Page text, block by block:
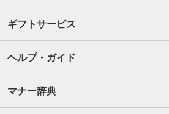
ギフトサービス
ヘルプ・ガイド
マナー辞典